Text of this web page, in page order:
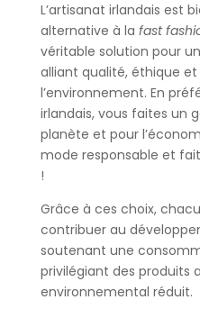
L’artisanat irlandais est
alternative à la fast
véritable solution pour
alliant qualité, éthique
l’environnement. En
irlandais, vous faites un
planète et pour
mode responsable et
!
Grâce à ces choix,
contribuer au
soutenant une
privilégiant des produits
environnemental réduit.